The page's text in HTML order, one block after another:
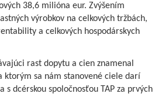
38,6 milióna eur. Zvýšením
výrobkov na celkových tržbách,
a celkových hospodárskych
rast dopytu a cien znamenal
ktorým sa nám stanovené ciele darí
s dcérskou spoločnosťou TAP za prvých